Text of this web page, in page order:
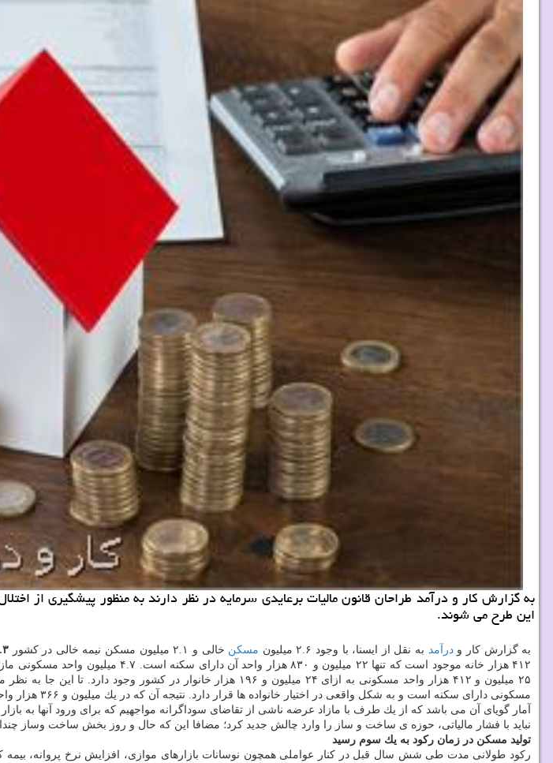
به گزارش كار و درآمد طراحان قانون مالیات برعایدی سرمایه در نظر دارند به منظور پیشگیری از
این طرح می شوند.
به گزارش كار ودرآمد به نقل از ایسنا، با وجود ۲.۶ میلیون مسكن خالی و ۲.۱ میلیون مسكن نیمه خالی در كشور
۴۱۲ هزار خانه موجود است كه تنها ۲۲ میلیون و ۸۳۰ هزار واحد آن دارای سكنه است. ۴.۷ میلیون واحد مسكونی مازاد در شرایطی روی دست
مسكونی دارای سكنه است و به شكل واقعی در اختیار خانواده ها قرار دارد. نتیجه آن كه در یك میلیون و ۳۶۶ هزار واحد مسكونی در كشور، دو خانواده به صورت فشرده در یك خانه زندگی می كنند.
نباید با فشار مالیاتی، حوزه ی ساخت و ساز را وارد چالش جدید كرد؛ مضافا این كه حال و روز بخش ساخت وساز
تولید مسكن در زمان ركود به یك سوم رسید
ركود طولانی مدت طی شش سال قبل در كنار عواملی همچون نوسانات بازارهای موازی، افزایش نرخ پروانه، بیمه